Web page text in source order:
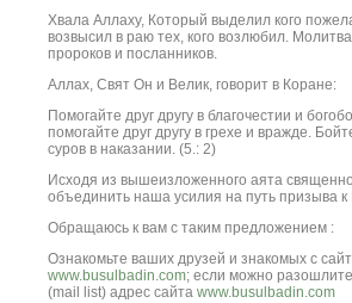
Хвала Аллаху, Который выделил кого
возвысил в раю тех, кого возлюбил.
пророков и посланников.
Аллах, Свят Он и Велик, говорит в Коране:
Помогайте друг другу в благочестии и
помогайте друг другу в грехе и вражде.
суров в наказании. (5.: 2)
Исходя из вышеизложенного аята
объединить наша усилия на путь призыва
Обращаюсь к вам с таким предложением :
Ознакомьте ваших друзей и знакомых с
www.busulbadin.com; если можно
(mail list) адрес сайта www.busulbadin.com